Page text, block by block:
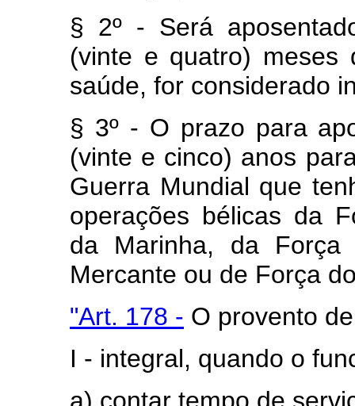
§ 2º - Será
(vinte e quatro) meses
saúde, for considerado
§ 3º - O prazo para
(vinte e cinco) anos
Guerra Mundial que
operações bélicas da
da Marinha, da Força
Mercante ou de Força
"Art. 178 - O provento
I - integral, quando o